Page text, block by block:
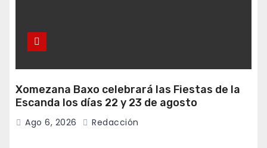
Xomezana Baxo celebrará las Fiestas de la
Escanda los días 22 y 23 de agosto
Ago 6, 2026 Redacción